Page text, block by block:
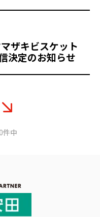
ザキビスケット
決定のお知らせ
件中